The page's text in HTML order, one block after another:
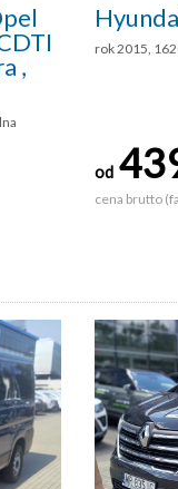
,
rok 2015,
od
cena brutto